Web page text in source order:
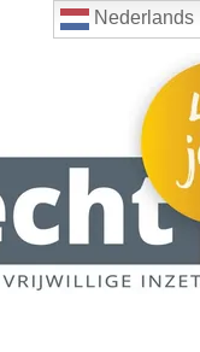
Nederlands